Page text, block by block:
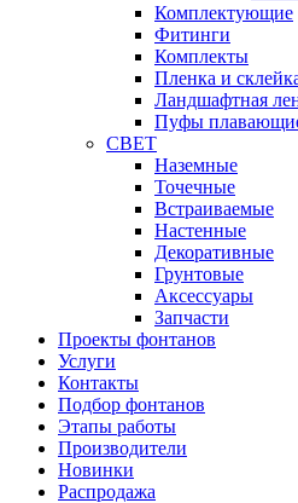
Комплектующие
Фитинги
Комплекты
Пленка и
Ландшафтная
Пуфы
СВЕТ
Наземные
Точечные
Встраиваемые
Настенные
Декоративные
Грунтовые
Аксессуары
Запчасти
Проекты фонтанов
Услуги
Контакты
Подбор фонтанов
Этапы работы
Производители
Новинки
Распродажа